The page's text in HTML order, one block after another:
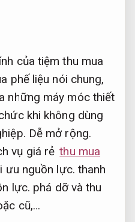
của tiệm thu mua
phế liệu nói chung,
những máy móc thiết
khi không dùng
Dễ mở rộng.
vụ giá rẻ thu mua
ưu nguồn lực. thanh
lực. phá dỡ và thu
cũ,…